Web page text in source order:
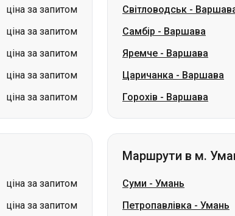
ціна за запитом
ціна за запитом
ціна за запитом
ціна за запитом
ціна за запитом
Світловодськ -
Самбір - Варшава
Яремче - Варшава
Царичанка - Варшава
Горохів - Варшава
ціна за запитом
ціна за запитом
Маршрути в м.
Суми - Умань
Петропавлівка - Умань